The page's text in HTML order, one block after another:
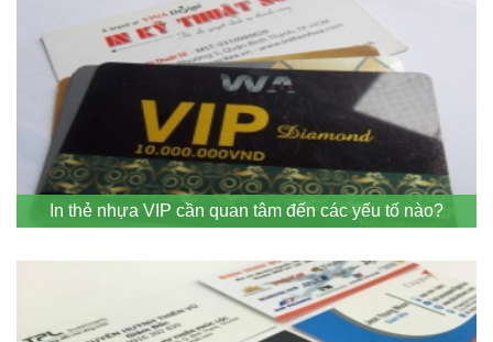
In thẻ nhựa VIP cần quan tâm đến các yếu tố nào?